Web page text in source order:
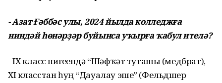
- Азат Ғәббәс улы, 2024 йылда колледжға
ниндәй һөнәрҙәр буйынса уҡырға ҡабул ителә?
- IX класс нигеҙендә “Шәфҡәт туташы (медбрат),
XI класстан һуң “Дауалау эше” (Фельдшер